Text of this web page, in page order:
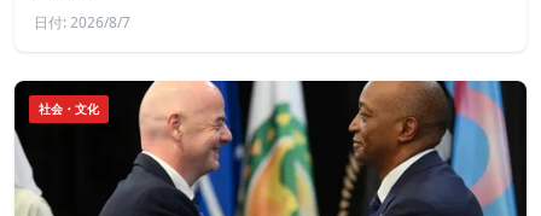
日付: 2026/8/7
社会・文化